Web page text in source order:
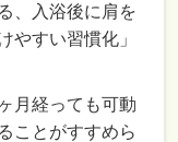
、入浴後に肩を
やすい習慣化」
月経っても可動
ことがすすめら